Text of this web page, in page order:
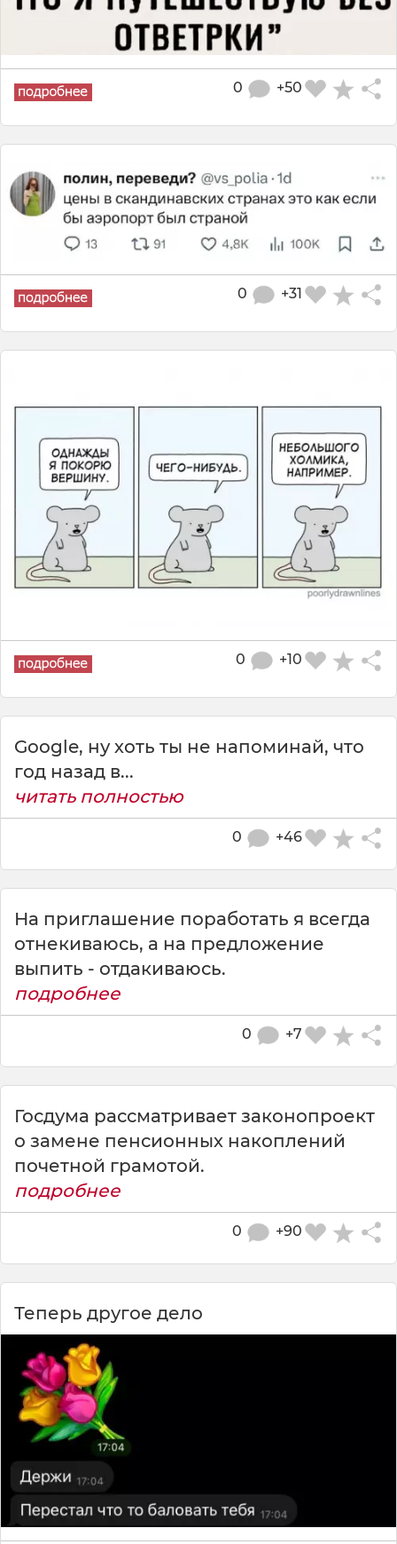
+50
0
+31
0
+10
0
Google, ну хоть ты не напоминай, что
год назад в...
читать полностью
+46
0
На приглашение поработать я всегда
отнекиваюсь, а на предложение
выпить - отдакиваюсь.
подробнее
+7
0
Госдума рассматривает законопроект
о замене пенсионных накоплений
почетной грамотой.
подробнее
+90
0
Теперь другое дело